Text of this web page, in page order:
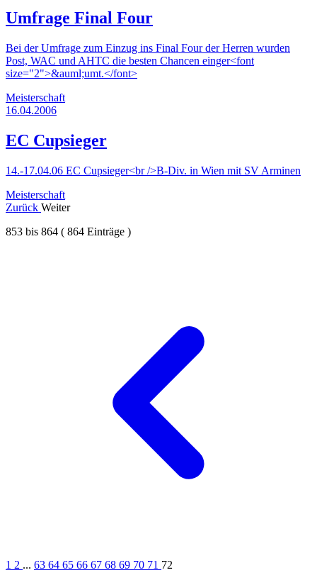
Umfrage Final Four
Bei der Umfrage zum Einzug ins Final Four der Herren wurden
Post, WAC und AHTC die besten Chancen einger<font
size="2">&auml;umt.</font>
Meisterschaft
16.04.2006
EC Cupsieger
14.-17.04.06 EC Cupsieger<br />B-Div. in Wien mit SV Arminen
Meisterschaft
Zurück Weiter
853 bis 864 ( 864 Einträge )
1 2 ... 63 64 65 66 67 68 69 70 71 72